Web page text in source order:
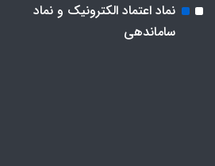
نماد اعتماد الکترونیک و نماد
ساماندهی